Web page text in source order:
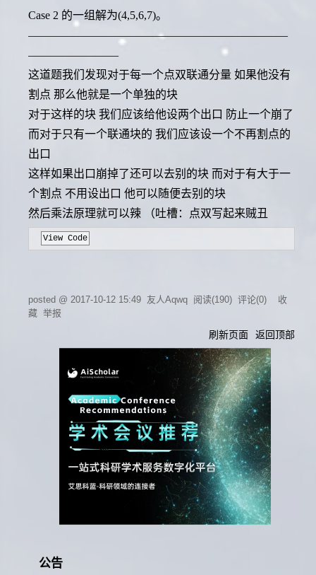
Case 2 的一组解为(4,5,6,7)。
———————————————————————
————————
这道题我们发现对于每一个点双联通分量 如果他没有
割点 那么他就是一个单独的块
对于这样的块 我们应该给他设两个出口 防止一个崩了
而对于只有一个联通块的 我们应该设一个不再割点的
出口
这样如果出口崩掉了还可以去别的块 而对于有大于一
个割点 不用设出口 他可以随便去别的块
然后乘法原理就可以辣 （吐槽：点双写起来贼丑
View Code
posted @ 2017-10-12 15:49 友人Aqwq 阅读(190) 评论(0) 收
藏 举报
刷新页面 返回顶部
公告